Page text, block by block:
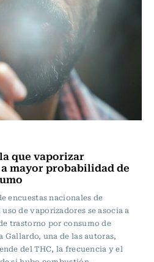
que vaporizar
mayor probabilidad de
encuestas nacionales de
de vaporizadores se asocia a
trastorno por consumo de
Gallardo, una de las autoras,
del THC, la frecuencia y el